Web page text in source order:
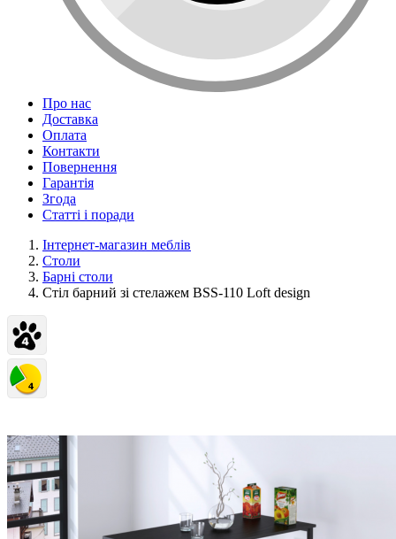
Про нас
Доставка
Оплата
Контакти
Повернення
Гарантія
Згода
Статті і поради
Інтернет-магазин меблів
Столи
Барні столи
Стіл барний зі стелажем BSS-110 Loft design